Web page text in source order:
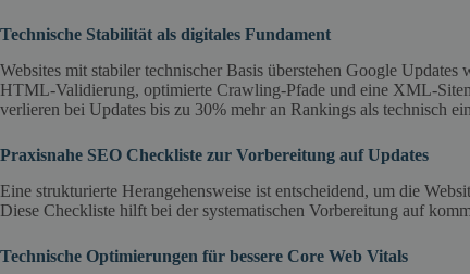
Technische Stabilität als digitales Fundament
Websites mit stabiler technischer Basis überstehen Google
HTML-Validierung, optimierte Crawling-Pfade und eine XML-
verlieren bei Updates bis zu 30% mehr an Rankings als technisch
Praxisnahe SEO Checkliste zur Vorbereitung auf Updates
Eine strukturierte Herangehensweise ist entscheidend, um die
Diese Checkliste hilft bei der systematischen Vorbereitung auf
Technische Optimierungen für bessere Core Web Vitals